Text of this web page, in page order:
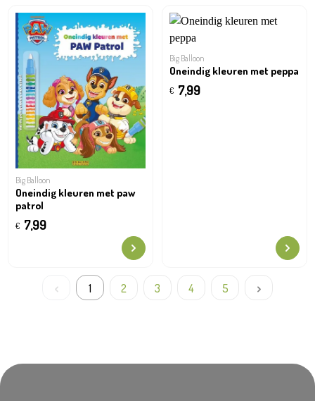
Big Balloon
Oneindig kleuren met paw
patrol
€ 7,99
Big Balloon
Oneindig kleuren met peppa
€ 7,99
1 2 3 4 5